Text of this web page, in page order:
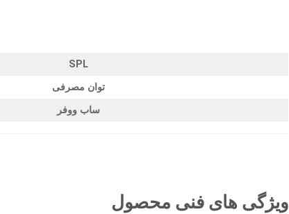
SPL
توان مصرفی
ساب ووفر
ویژگی های فنی محصول